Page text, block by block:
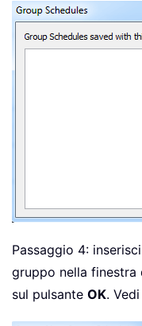
Passaggio 4:
gruppo nella
sul pulsante OK.